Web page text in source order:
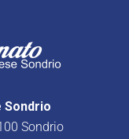
Sondrio
Sondrio